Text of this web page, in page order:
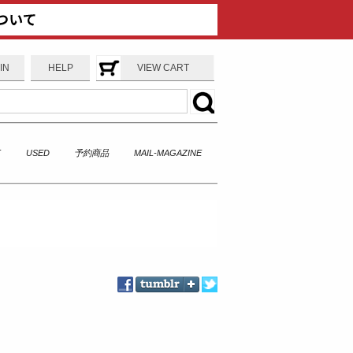
HELP VIEW CART
USED 予約商品 MAIL-MAGAZINE